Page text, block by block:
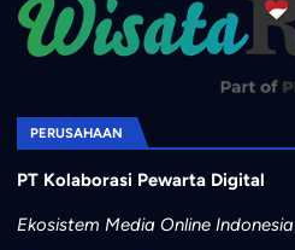
PERUSAHAAN
PT Kolaborasi Pewarta Digital
Ekosistem Media Online Indonesia